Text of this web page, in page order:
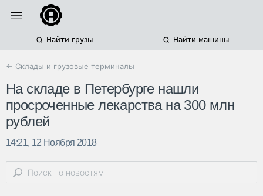
Найти грузы Найти машины
← Склады и грузовые терминалы
На складе в Петербурге нашли
просроченные лекарства на 300 млн
рублей
14:21, 12 Ноября 2018